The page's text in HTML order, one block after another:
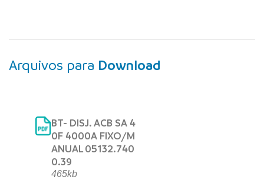
Arquivos para Download
BT- DISJ. ACB SA 4
0F 4000A FIXO/M
ANUAL 05132.740
0.39
465kb